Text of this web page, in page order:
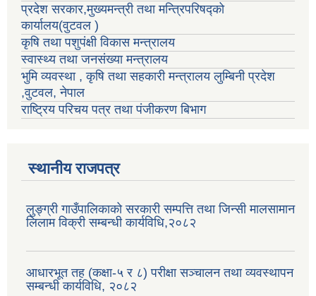
प्रदेश सरकार,मुख्यमन्त्री तथा मन्त्रिपरिषद्को
कार्यालय(वुटवल )
कृषि तथा पशुपंक्षी विकास मन्त्रालय
स्वास्थ्य तथा जनसंख्या मन्त्रालय
भुमि व्यवस्था , कृषि तथा सहकारी मन्त्रालय लुम्बिनी प्रदेश
,वुटवल, नेपाल
राष्ट्रिय परिचय पत्र तथा पंजीकरण बिभाग
स्थानीय राजपत्र
लुङ्ग्री गाउँपालिकाको सरकारी सम्पत्ति तथा जिन्सी मालसामान
लिलाम विक्री सम्बन्धी कार्यविधि,२०८२
आधारभूत तह (कक्षा-५ र ८) परीक्षा सञ्चालन तथा व्यवस्थापन
सम्बन्धी कार्यविधि, २०८२